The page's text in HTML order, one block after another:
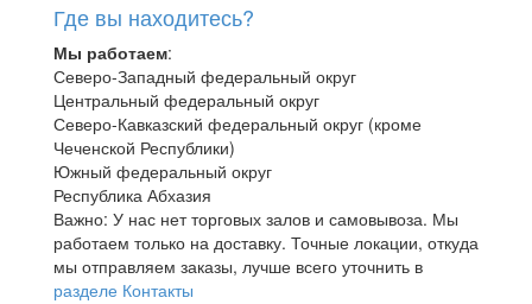
Где вы находитесь?
Мы работаем:
Северо-Западный федеральный округ
Центральный федеральный округ
Северо-Кавказский федеральный округ (кроме
Чеченской Республики)
Южный федеральный округ
Республика Абхазия
Важно: У нас нет торговых залов и самовывоза. Мы
работаем только на доставку. Точные локации, откуда
мы отправляем заказы, лучше всего уточнить в
разделе Контакты